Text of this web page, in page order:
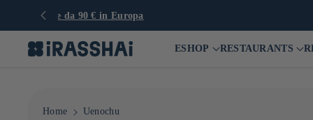
ESHOP RESTAURANTS
Home Uenochu